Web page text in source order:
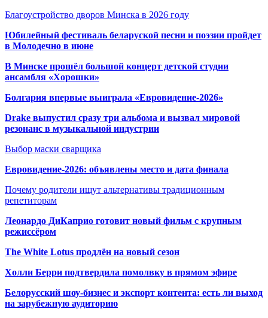
Благоустройство дворов Минска в 2026 году
Юбилейный фестиваль беларуской песни и поэзии пройдет
в Молодечно в июне
В Минске прошёл большой концерт детской студии
ансамбля «Хорошки»
Болгария впервые выиграла «Евровидение-2026»
Drake выпустил сразу три альбома и вызвал мировой
резонанс в музыкальной индустрии
Выбор маски сварщика
Евровидение-2026: объявлены место и дата финала
Почему родители ищут альтернативы традиционным
репетиторам
Леонардо ДиКаприо готовит новый фильм с крупным
режиссёром
The White Lotus продлён на новый сезон
Холли Берри подтвердила помолвку в прямом эфире
Белорусский шоу-бизнес и экспорт контента: есть ли выход
на зарубежную аудиторию